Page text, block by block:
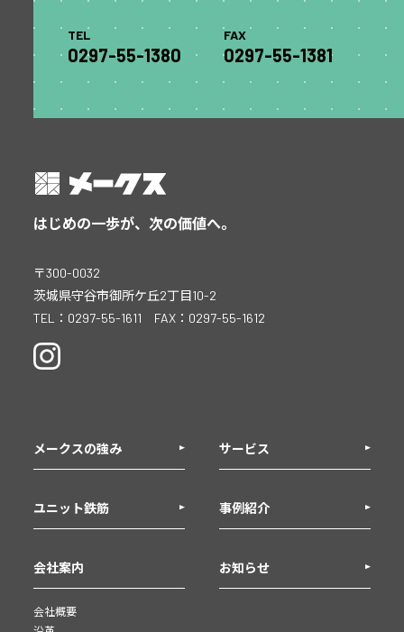
TEL
0297-55-1380
FAX
0297-55-1381
はじめの一歩が、次の価値へ。
〒300-0032
茨城県守谷市御所ケ丘2丁目10-2
TEL： 0297-55-1611 FAX： 0297-55-1612
メークスの強み サービス
ユニット鉄筋 事例紹介
会社案内
会社概要
お知らせ